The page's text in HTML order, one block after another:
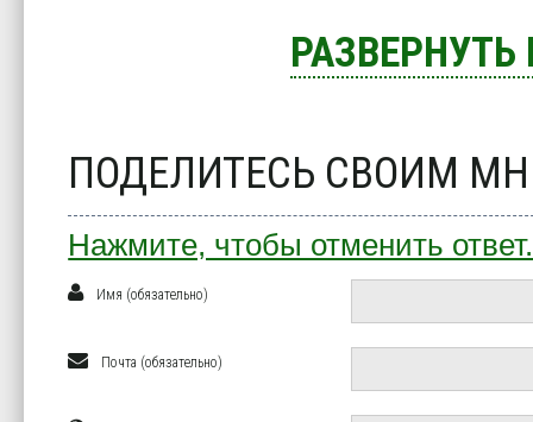
ПОДЕЛИТЕСЬ СВОИМ
Нажмите, чтобы отменить ответ.
Имя (обязательно)
Почта (обязательно)